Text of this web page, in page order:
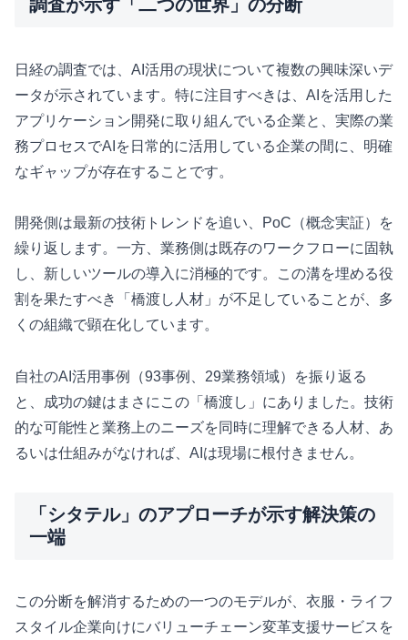
調査が示す「二つの世界」の分断
日経の調査では、AI活用の現状について複数の興味深いデ
ータが示されています。特に注目すべきは、AIを活用した
アプリケーション開発に取り組んでいる企業と、実際の業
務プロセスでAIを日常的に活用している企業の間に、明確
なギャップが存在することです。
開発側は最新の技術トレンドを追い、PoC（概念実証）を
繰り返します。一方、業務側は既存のワークフローに固執
し、新しいツールの導入に消極的です。この溝を埋める役
割を果たすべき「橋渡し人材」が不足していることが、多
くの組織で顕在化しています。
自社のAI活用事例（93事例、29業務領域）を振り返る
と、成功の鍵はまさにこの「橋渡し」にありました。技術
的な可能性と業務上のニーズを同時に理解できる人材、あ
るいは仕組みがなければ、AIは現場に根付きません。
「シタテル」のアプローチが示す解決策の
一端
この分断を解消するための一つのモデルが、衣服・ライフ
スタイル企業向けにバリューチェーン変革支援サービスを